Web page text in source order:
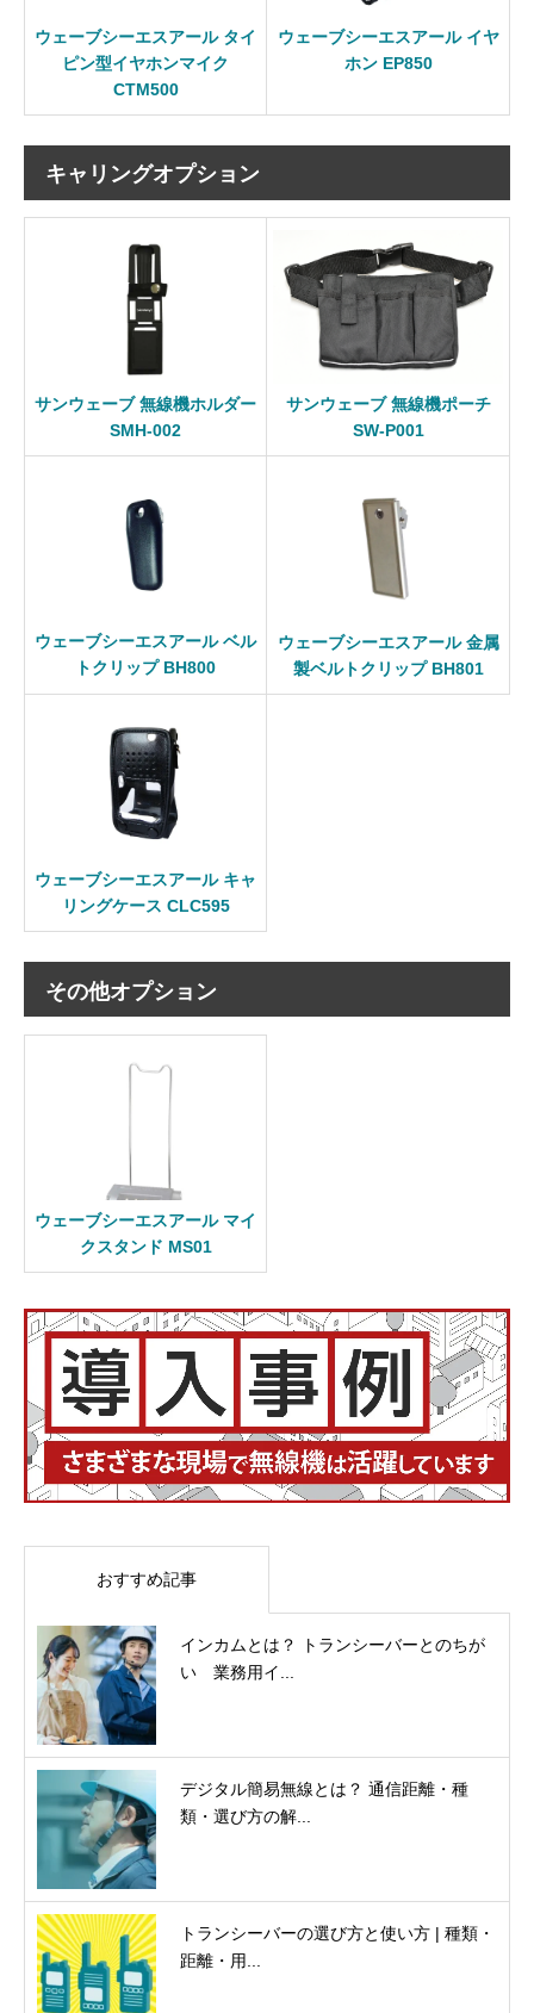
ウェーブシーエスアール タイ
ピン型イヤホンマイク
CTM500
ウェーブシーエスアール イヤ
ホン EP850
キャリングオプション
サンウェーブ 無線機ホルダー
SMH-002
サンウェーブ 無線機ポーチ
SW-P001
ウェーブシーエスアール ベル
トクリップ BH800
ウェーブシーエスアール 金属
製ベルトクリップ BH801
ウェーブシーエスアール キャ
リングケース CLC595
その他オプション
ウェーブシーエスアール マイ
クスタンド MS01
おすすめ記事
インカムとは？ トランシーバーとのちが
い 業務用イ...
デジタル簡易無線とは？ 通信距離・種
類・選び方の解...
トランシーバーの選び方と使い方 | 種類・
距離・用...